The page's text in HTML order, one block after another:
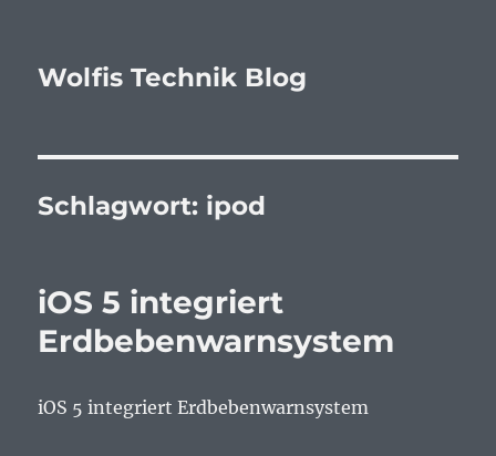
Wolfis Technik Blog
Schlagwort: ipod
iOS 5 integriert
Erdbebenwarnsystem
iOS 5 integriert Erdbebenwarnsystem